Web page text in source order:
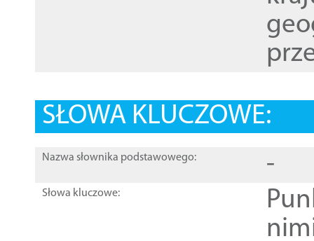
SŁOWA KLUCZOWE:
Nazwa słownika podstawowego: -
Słowa kluczowe: